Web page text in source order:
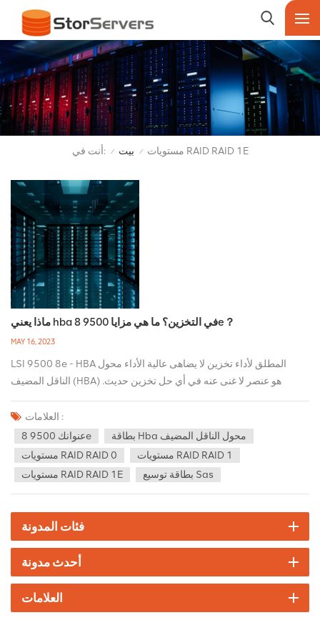
أنت في: / بيت / مستويات RAID RAID 1E
ماذا يعني hba في التخزين؟ ما هي مزايا 9500 8e？
MAY 16, 2023
LSI 9500 8e - HBA المطلق لأداء تخزين لا يضاهى عالية الأداء محول
الناقل المضيف (HBA) هو عنصر لا غنى عنه في أي حل تخزين حديث.
وعندما يتعلق الأمر باختيار أفضل HBA لاحتياجات التخزين الخاصة بك ، فإن
LSI 9500 8e يبرز كواحد من الأفضل. بفضل ميزاته المتطورة وأدائه الذي
لا مثيل له ، يعد LSI 9500 8e الخيار الأمثل لأولئك الذين يرغبون في
الحصول على أفضل أداء في التخزين. إذن ماذا يعني HBA في التخزين ،
ولماذا يعتبر 9500 8e خيارًا مقنعًا؟ ببساطة ، يعد HBA جهازًا متخصصًا يتيح
الاتصال بين الخادم ومجموعة التخزين. يعمل كجسر بين الخادم والتخزين ،
الذي يجعل تخزين البيانات ممكنًا. وعندما يتعلق الأمر بـ LSI 9500 8e ، فلا
تتوقع سوى الأفضل. تم تصميم HBA لتقديم أداء لا مثيل له ، حتى في ظل
الظروف الأكثر تطلبًا. يدعم ما يصل إلى 1024 من أجهزة SAS أو SATA ،
مما يسمح لك بتوسيع نطاق التخزين لديك لتلبية الاحتياجات المتزايدة لعملك.
بفضل ثمانية منافذ SAS / SATA خارجية بسرعة 12 جيجابت / ثانية ، يتيح
العلامات :
عنوانك 9500 8e
بطاقة Hba محول الناقل المضيف
مستويات RAID RAID 0
مستويات RAID RAID 1
مستويات RAID RAID 1E
بطاقة توسيع Sas
فئات المدونة
أحدث مدونة
العلامات